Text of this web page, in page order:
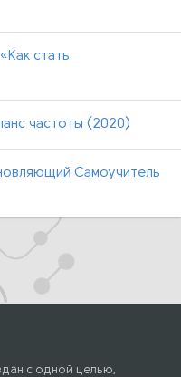
стать
частоты (2020)
Самоучитель
с одной целью,